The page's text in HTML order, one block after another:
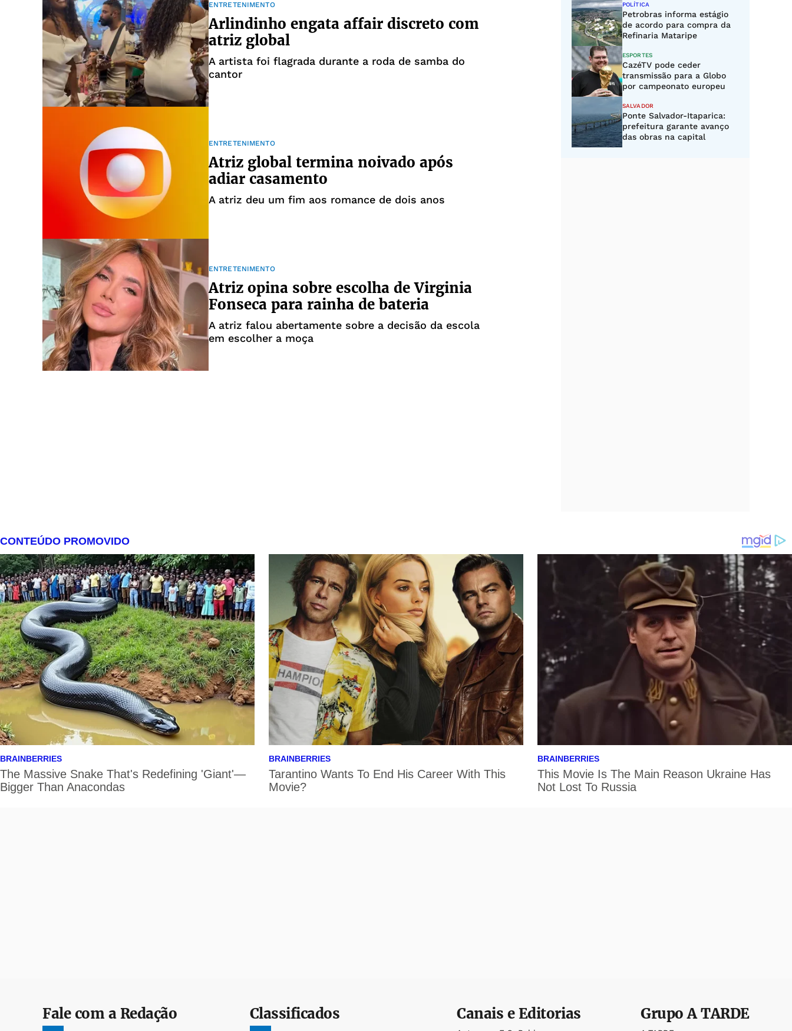
ENTRETENIMENTO
Arlindinho engata affair discreto com
atriz global
A artista foi flagrada durante a roda de samba do
cantor
ENTRETENIMENTO
Atriz global termina noivado após
adiar casamento
A atriz deu um fim aos romance de dois anos
ENTRETENIMENTO
Atriz opina sobre escolha de Virginia
Fonseca para rainha de bateria
A atriz falou abertamente sobre a decisão da escola
em escolher a moça
POLÍTICA
Petrobras informa estágio
de acordo para compra da
Refinaria Mataripe
ESPORTES
CazéTV pode ceder
transmissão para a Globo
por campeonato europeu
SALVADOR
Ponte Salvador-Itaparica:
prefeitura garante avanço
das obras na capital
Fale com a Redação Classificados Canais e Editorias GrupoA TARDE